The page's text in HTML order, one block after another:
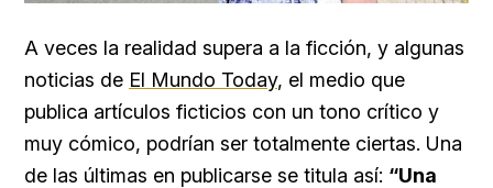
A veces la realidad supera a la ficción, y algunas
noticias de El Mundo Today, el medio que
publica artículos ficticios con un tono crítico y
muy cómico, podrían ser totalmente ciertas. Una
de las últimas en publicarse se titula así: “Una